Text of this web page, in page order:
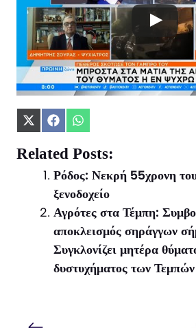
Share
X
(Twitter)
Share
Facebook
Share
WhatsApp
Related Posts:
Ρόδος: Νεκρή 55χρονη
ξενοδοχείο
Αγρότες στα Τέμπη:
αποκλεισμός σηράγγων
Συγκλονίζει μητέρα
δυστυχήματος των Τεμπών